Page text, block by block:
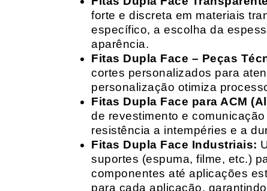
forte e discreta em materiais
específico, a escolha da
aparência.
Fitas Dupla Face – Peças
cortes personalizados para
personalização otimiza
Fitas Dupla Face para ACM
de revestimento e
resistência a intempéries e a
Fitas Dupla Face Industriais:
suportes (espuma, filme, etc.)
componentes até aplicações
para cada aplicação,